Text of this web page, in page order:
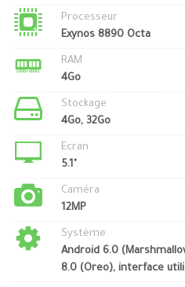
Processeur
Exynos 8890 Octa
RAM
4Go
Stockage
4Go, 32Go
Ecran
5.1"
Caméra
12MP
Système
Android 6.0
8.0 (Oreo), interface